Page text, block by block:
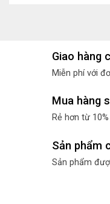
Giao hàng
Miễn phí với
Mua hàng
Rẻ hơn từ
Sản phẩm
Sản phẩm